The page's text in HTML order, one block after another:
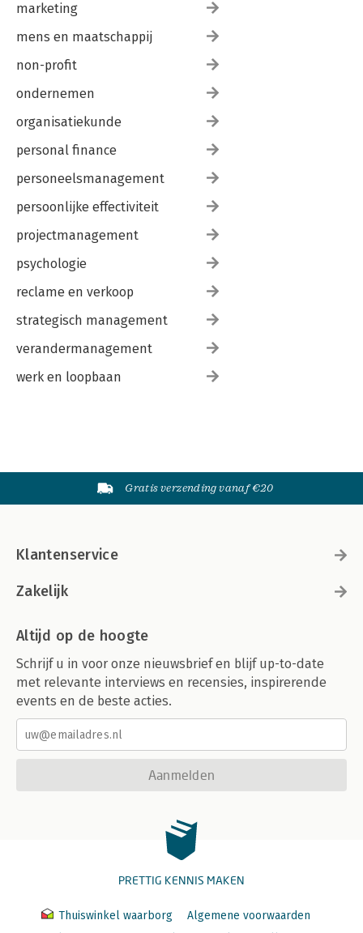
marketing
mens en maatschappij
non-profit
ondernemen
organisatiekunde
personal finance
personeelsmanagement
persoonlijke effectiviteit
projectmanagement
psychologie
reclame en verkoop
strategisch management
verandermanagement
werk en loopbaan
Gratis verzending vanaf €20
Klantenservice
Zakelijk
Altijd op de hoogte
Schrijf u in voor onze nieuwsbrief en blijf up-to-date
met relevante interviews en recensies, inspirerende
events en de beste acties.
Aanmelden
PRETTIG KENNIS MAKEN
Thuiswinkel waarborg
Algemene voorwaarden